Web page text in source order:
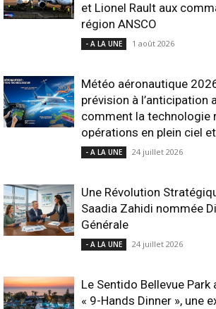
et Lionel Rault aux
région ANSCO
- A LA UNE 1 août 2026
Météo aéronautique
prévision à l’anticipation
comment la technologie
opérations en plein ciel
- A LA UNE 24 juillet 2026
Une Révolution
Saadia Zahidi nommée
Générale
- A LA UNE 24 juillet 2026
Le Sentido Bellevue Park
« 9-Hands Dinner », une